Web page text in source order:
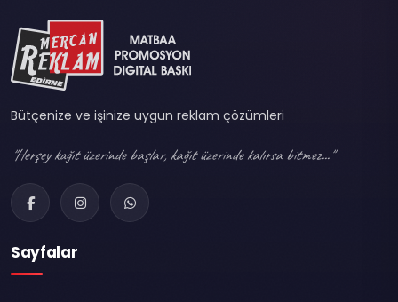
Bütçenize ve işinize uygun reklam çözümleri
"Herşey kağıt üzerinde başlar, kağıt üzerinde kalırsa bitmez..."
Sayfalar